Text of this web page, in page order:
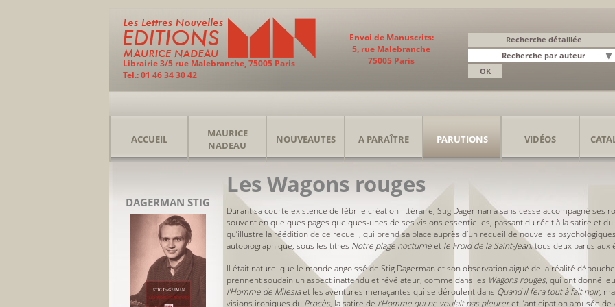
Librairie 3/5 rue Malebranche, 75005 Paris
Tel.: 01 46 34 30 42
Envoi de Manuscrits:
5, rue Malebranche
75005 Paris
ACCUEIL
MAURICE
NADEAU
NOUVEAUTES A PARAÎTRE PARUTIONS VIDÉOS
DAGERMAN STIG
Les Wagons rouges
Durant sa courte existence de fébrile création littéraire, Stig Dagerman a sans cesse accompagné ses
souvent en quelques pages quelques-unes de ses visions essentielles, passant du récit à la satire et
qu’illustre la réédition de ce recueil, qui prend sa place auprès d’un recueil de nouvelles
autobiographique, sous les titres Notre plage nocturneet le Froid de la Saint-Jean,tous deux parus aux
Il était naturel que le monde angoissé de Stig Dagerman et son observation aiguë de la réalité
prennent soudain un aspect inattendu et révélateur, comme dans les Wagons rouges, qui ont donné
l’Homme de Milesiaet les aventures menaçantes qui se déroulent dans Quand il fera tout à fait noir,
visions ironiques du Procès, la satire de l’Homme qui ne voulait pas pleureret l’anticipation amusée de